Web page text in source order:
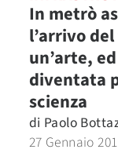
In metrò
l’arrivo
un’arte,
diventata
scienza
di Paolo
27 Gennaio